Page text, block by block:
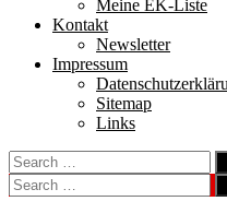
Meine EK-Liste
Kontakt
Newsletter
Impressum
Sitemap
Links
Search
for:
Search
for: